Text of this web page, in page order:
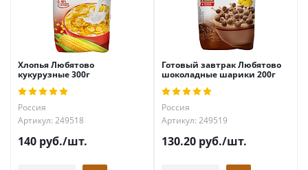
Хлопья Любятово
кукурузные 300г
Россия
Артикул: 249518
140 руб./шт.
Готовый завтрак Любятово
шоколадные шарики 200г
Россия
Артикул: 249519
130.20 руб./шт.